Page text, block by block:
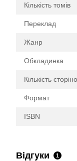
Кількість томів
Переклад
Жанр
Обкладинка
Кількість
Формат
ISBN
Відгуки 1